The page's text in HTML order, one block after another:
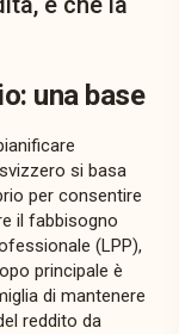
una base
si basa
per consentire
il fabbisogno
(LPP),
principale è
di mantenere
reddito da